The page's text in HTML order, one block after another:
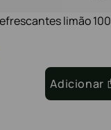
limão 100
Adicionar